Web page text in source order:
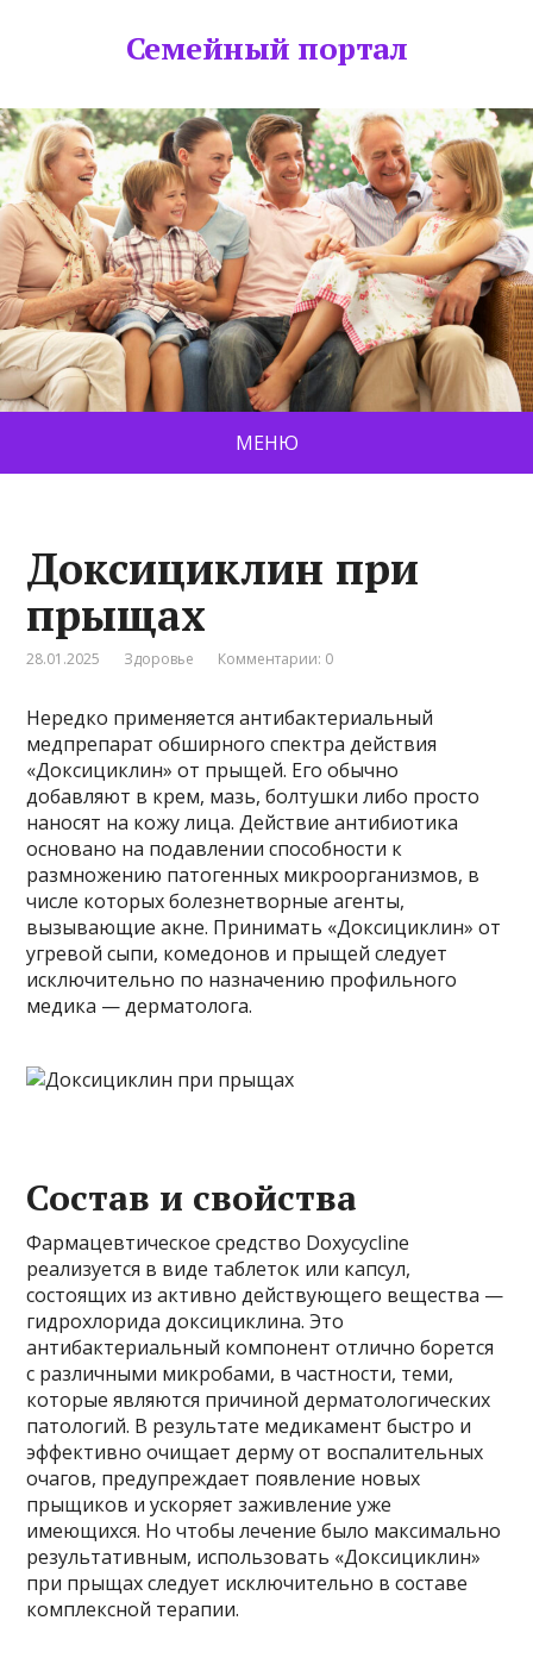
Семейный портал
МЕНЮ
Доксициклин при
прыщах
28.01.2025 Здоровье Комментарии: 0
Нередко применяется антибактериальный
медпрепарат обширного спектра действия
«Доксициклин» от прыщей. Его обычно
добавляют в крем, мазь, болтушки либо просто
наносят на кожу лица. Действие антибиотика
основано на подавлении способности к
размножению патогенных микроорганизмов, в
числе которых болезнетворные агенты,
вызывающие акне. Принимать «Доксициклин» от
угревой сыпи, комедонов и прыщей следует
исключительно по назначению профильного
медика — дерматолога.
Состав и свойства
Фармацевтическое средство Doxycycline
реализуется в виде таблеток или капсул,
состоящих из активно действующего вещества —
гидрохлорида доксициклина. Это
антибактериальный компонент отлично борется
с различными микробами, в частности, теми,
которые являются причиной дерматологических
патологий. В результате медикамент быстро и
эффективно очищает дерму от воспалительных
очагов, предупреждает появление новых
прыщиков и ускоряет заживление уже
имеющихся. Но чтобы лечение было максимально
результативным, использовать «Доксициклин»
при прыщах следует исключительно в составе
комплексной терапии.